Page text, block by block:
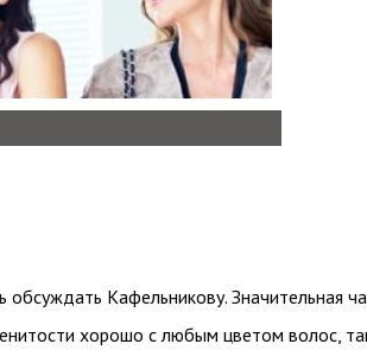
обсуждать Кафельникову. Значительная
хорошо с любым цветом волос,